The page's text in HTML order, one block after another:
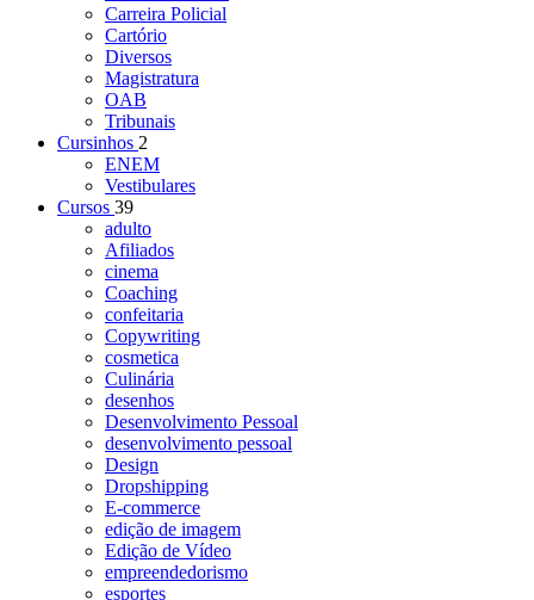
Carreira Policial
Cartório
Diversos
Magistratura
OAB
Tribunais
Cursinhos 2
ENEM
Vestibulares
Cursos 39
adulto
Afiliados
cinema
Coaching
confeitaria
Copywriting
cosmetica
Culinária
desenhos
Desenvolvimento Pessoal
desenvolvimento pessoal
Design
Dropshipping
E-commerce
edição de imagem
Edição de Vídeo
empreendedorismo
esportes